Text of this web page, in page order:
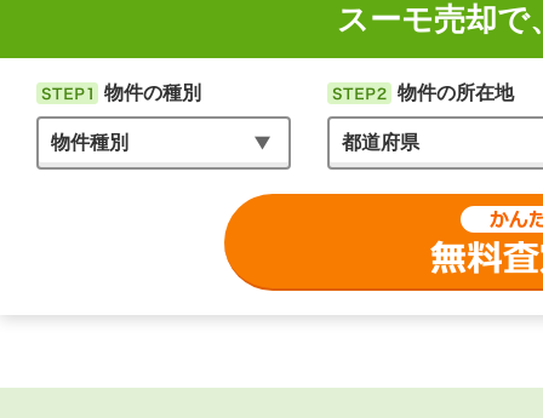
スーモ売却で
物件の種別 物件の所在地